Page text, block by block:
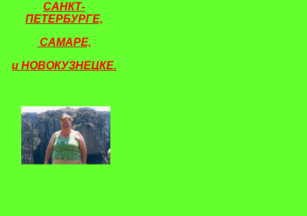
САНКТ-
ПЕТЕРБУРГЕ,
САМАРЕ,
и НОВОКУЗНЕЦКЕ.